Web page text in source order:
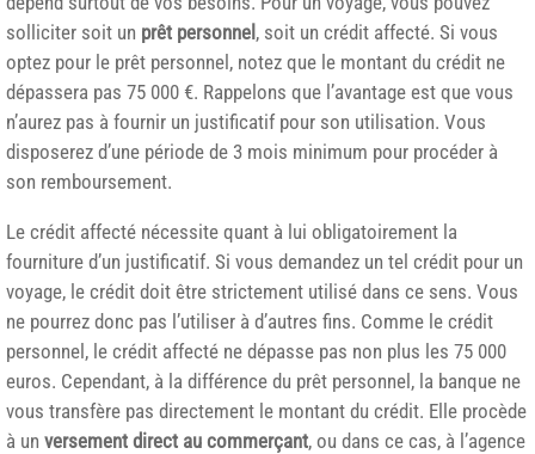
solliciter soit un prêt personnel, soit un crédit affecté. Si vous
optez pour le prêt personnel, notez que le montant du crédit ne
dépassera pas 75 000 €. Rappelons que l’avantage est que vous
n’aurez pas à fournir un justificatif pour son utilisation. Vous
disposerez d’une période de 3 mois minimum pour procéder à
son remboursement.
Le crédit affecté nécessite quant à lui obligatoirement la
fourniture d’un justificatif. Si vous demandez un tel crédit pour un
voyage, le crédit doit être strictement utilisé dans ce sens. Vous
ne pourrez donc pas l’utiliser à d’autres fins. Comme le crédit
personnel, le crédit affecté ne dépasse pas non plus les 75 000
euros. Cependant, à la différence du prêt personnel, la banque ne
vous transfère pas directement le montant du crédit. Elle procède
à un versement direct au commerçant, ou dans ce cas, à l’agence